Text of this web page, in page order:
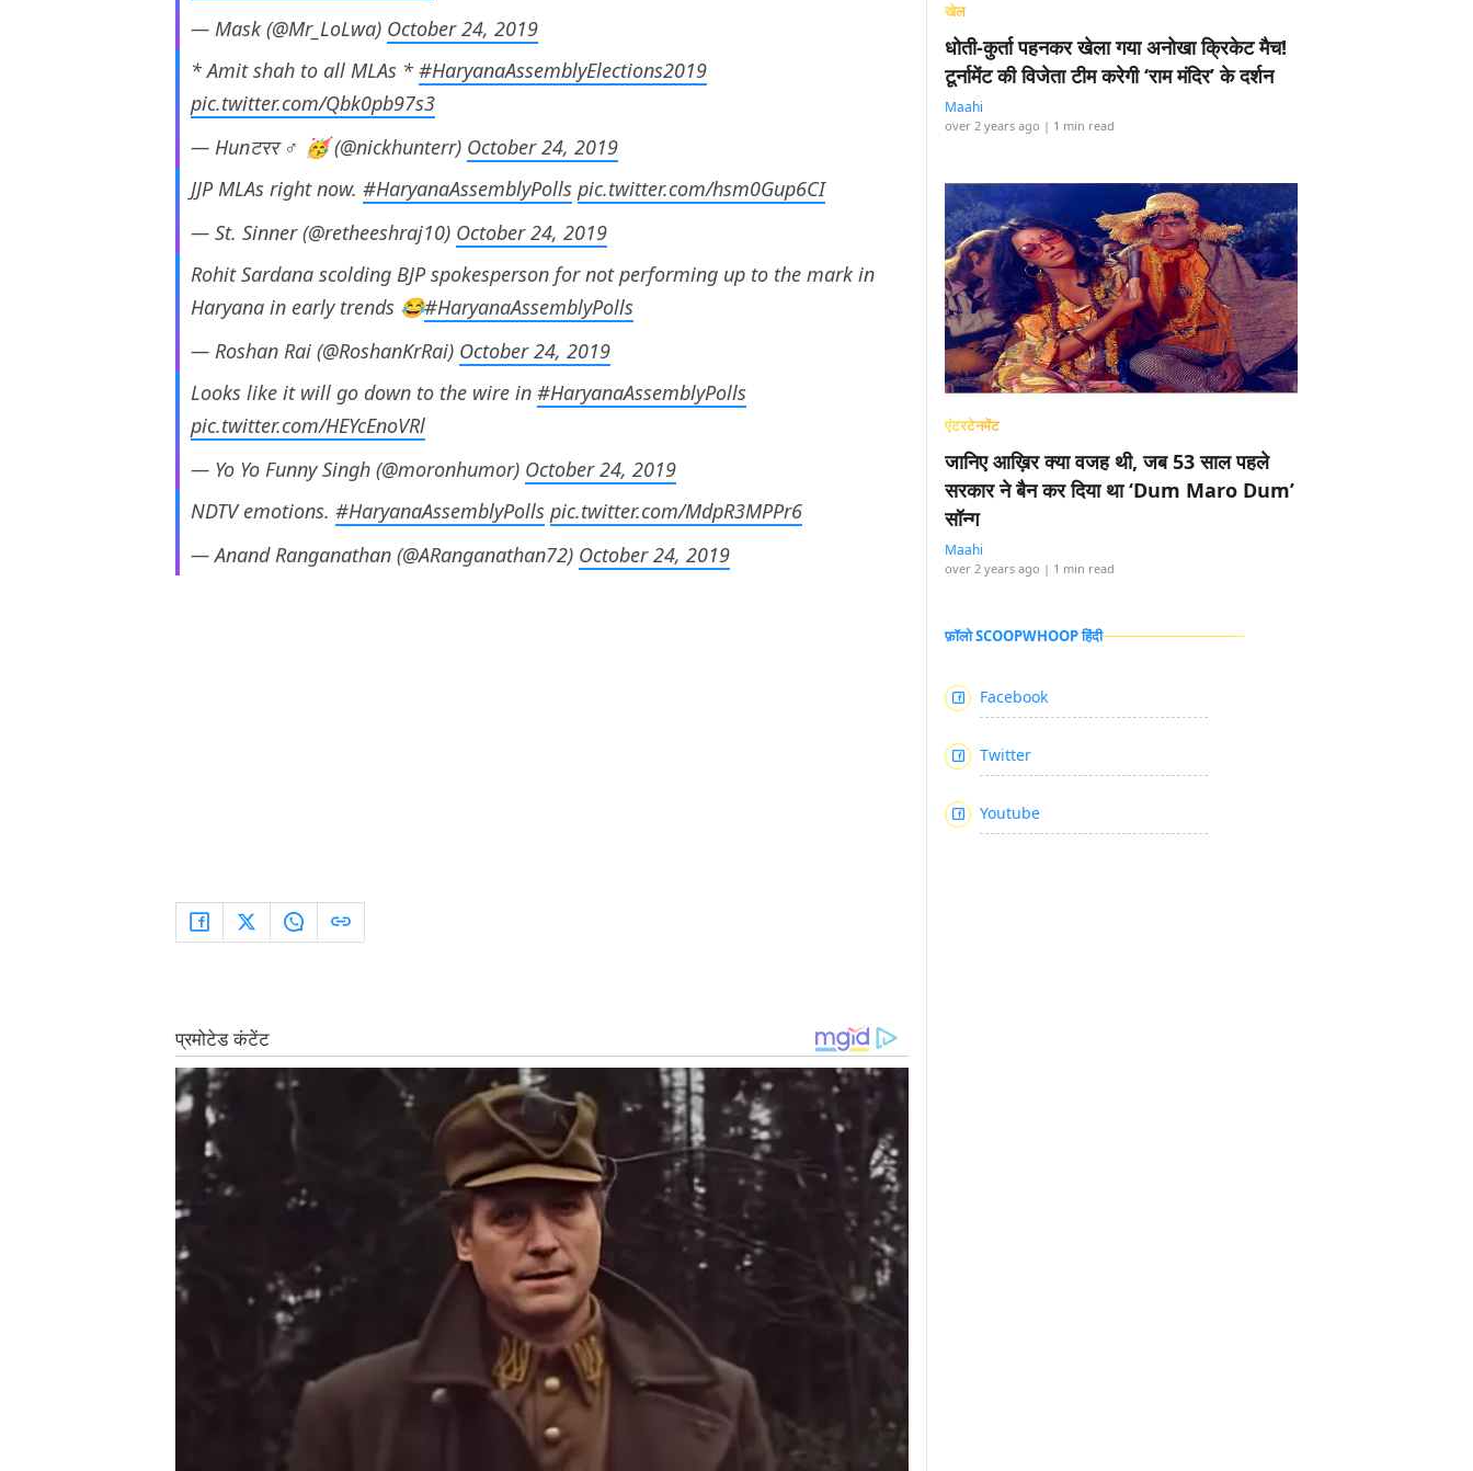
— Mask (@Mr_LoLwa) October 24, 2019
* Amit shah to all MLAs * #HaryanaAssemblyElections2019
pic.twitter.com/Qbk0pb97s3
— Hunटरर ♂ 🥳 (@nickhunterr) October 24, 2019
JJP MLAs right now. #HaryanaAssemblyPolls pic.twitter.com/hsm0Gup6CI
— St. Sinner (@retheeshraj10) October 24, 2019
Rohit Sardana scolding BJP spokesperson for not performing up to the mark in
Haryana in early trends 😂#HaryanaAssemblyPolls
— Roshan Rai (@RoshanKrRai) October 24, 2019
Looks like it will go down to the wire in #HaryanaAssemblyPolls
pic.twitter.com/HEYcEnoVRl
— Yo Yo Funny Singh (@moronhumor) October 24, 2019
NDTV emotions. #HaryanaAssemblyPolls pic.twitter.com/MdpR3MPPr6
— Anand Ranganathan (@ARanganathan72) October 24, 2019
खेल
धोती-कुर्ता पहनकर खेला गया अनोखा क्रिकेट मैच!
टूर्नामेंट की विजेता टीम करेगी ‘राम मंदिर’ के दर्शन
Maahi
over 2 years ago | 1 min read
एंटरटेनमेंट
जानिए आख़िर क्या वजह थी, जब 53 साल पहले
सरकार ने बैन कर दिया था ‘Dum Maro Dum’
सॉन्ग
Maahi
over 2 years ago | 1 min read
फ़ॉलो SCOOPWHOOP हिंदी
Facebook
Twitter
Youtube